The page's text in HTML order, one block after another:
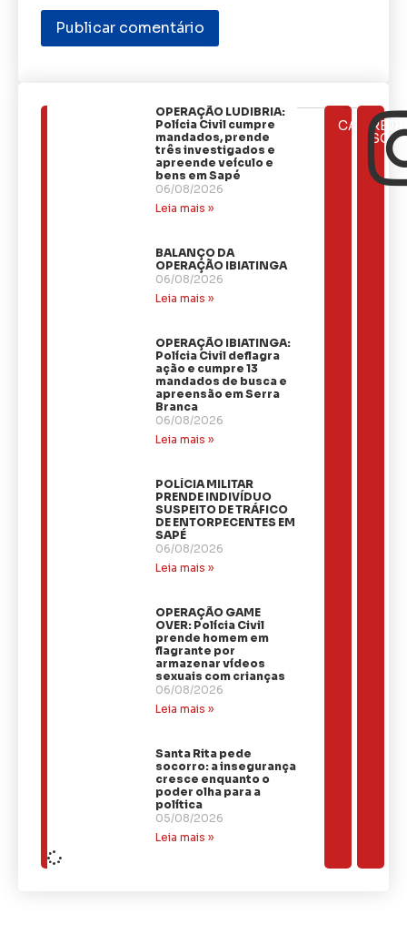
OPERAÇÃO LUDIBRIA:
Polícia Civil cumpre
mandados, prende
três investigados e
apreende veículo e
bens em Sapé
06/08/2026
Leia mais »
BALANÇO DA
OPERAÇÃO IBIATINGA
06/08/2026
Leia mais »
OPERAÇÃO IBIATINGA:
Polícia Civil deflagra
ação e cumpre 13
mandados de busca e
apreensão em Serra
Branca
06/08/2026
Leia mais »
​POLÍCIA MILITAR
PRENDE INDIVÍDUO
SUSPEITO DE TRÁFICO
DE ENTORPECENTES EM
SAPÉ
06/08/2026
Leia mais »
OPERAÇÃO GAME
OVER: Polícia Civil
prende homem em
flagrante por
armazenar vídeos
sexuais com crianças
06/08/2026
Leia mais »
Santa Rita pede
socorro: a insegurança
cresce enquanto o
poder olha para a
política
05/08/2026
Leia mais »